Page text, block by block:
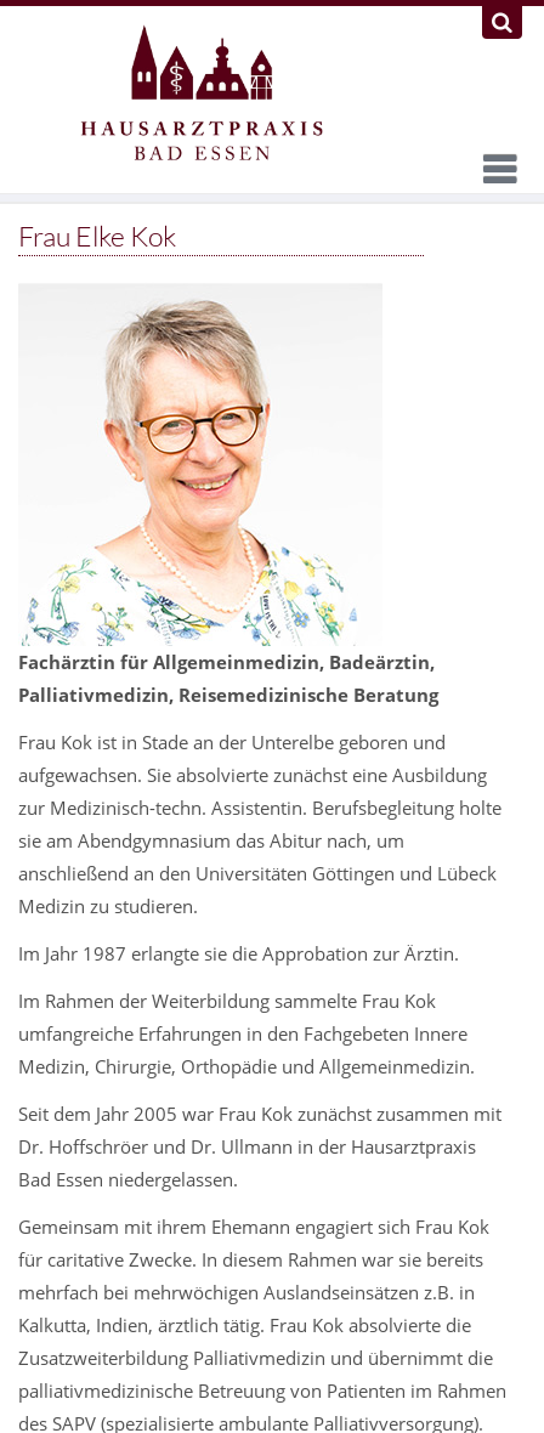
Frau Elke Kok
Fachärztin für Allgemeinmedizin, Badeärztin,
Palliativmedizin, Reisemedizinische Beratung
Frau Kok ist in Stade an der Unterelbe geboren und
aufgewachsen. Sie absolvierte zunächst eine Ausbildung
zur Medizinisch-techn. Assistentin. Berufsbegleitung holte
sie am Abendgymnasium das Abitur nach, um
anschließend an den Universitäten Göttingen und Lübeck
Medizin zu studieren.
Im Jahr 1987 erlangte sie die Approbation zur Ärztin.
Im Rahmen der Weiterbildung sammelte Frau Kok
umfangreiche Erfahrungen in den Fachgebeten Innere
Medizin, Chirurgie, Orthopädie und Allgemeinmedizin.
Seit dem Jahr 2005 war Frau Kok zunächst zusammen mit
Dr. Hoffschröer und Dr. Ullmann in der Hausarztpraxis
Bad Essen niedergelassen.
Gemeinsam mit ihrem Ehemann engagiert sich Frau Kok
für caritative Zwecke. In diesem Rahmen war sie bereits
mehrfach bei mehrwöchigen Auslandseinsätzen z.B. in
Kalkutta, Indien, ärztlich tätig. Frau Kok absolvierte die
Zusatzweiterbildung Palliativmedizin und übernimmt die
palliativmedizinische Betreuung von Patienten im Rahmen
des SAPV (spezialisierte ambulante Palliativversorgung).